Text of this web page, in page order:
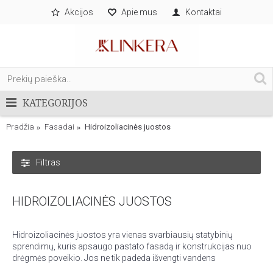
Akcijos Apie mus Kontaktai
KATEGORIJOS
Pradžia Fasadai Hidroizoliacinės juostos
Filtras
HIDROIZOLIACINĖS JUOSTOS
Hidroizoliacinės juostos yra vienas svarbiausių statybinių
sprendimų, kuris apsaugo pastato fasadą ir konstrukcijas nuo
drėgmės poveikio. Jos ne tik padeda išvengti vandens